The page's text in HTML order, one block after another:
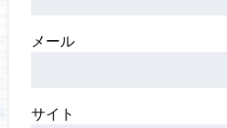
メール
サイト